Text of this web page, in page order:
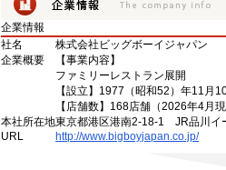
企業情報
社名
株式会社ビッグボーイジャパン
企業概要
【事業内容】
ファミリーレストラン展開
【設立】1977（昭和52）年11月
【店舗数】168店舗（2026年4月現
本社所在地東京都港区港南2-18-1 JR品川イ
URL
http://www.bigboyjapan.co.jp/